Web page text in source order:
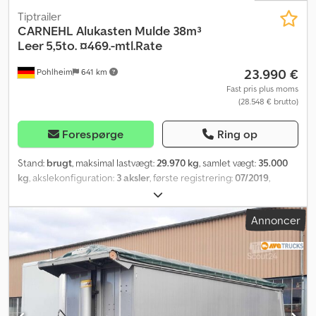
Pohlheim 641 km
Tiptrailer
CARNEHL Alukasten Mulde 38m³
Leer 5,5to. ¤469.-mtl.Rate
23.990 €
Fast pris plus moms
(28.548 € brutto)
Forespørge Ring op
Stand: brugt, maksimal lastvægt:29.970 kg, samlet vægt: 35.000
kg, akslekonfiguration: 3 aksler, første registrering:07/2019,
, læsningsbredde:
lastepladshøjde:1.970 mm, lastepladsvolumen:38 m³, Udstyr:ABS,
KØRETØJSNUMMER: 2978 ----* Udvendigt udstyr: * Chassis af stål
* Hængende bagklap med tætningsliste * Ekstra låsebeslag til
bagklap * Arbejdsplatform med opstigning * Rullepresenning *
Lademanometer * Klapbar underkøringsbeskyttelse * Alufælge *
Opbevaringsboks * Anliggestige med beslag * Holder til kost og
skovl * Støtteben * LED-bakkelygter * Advarselstavle (A-tavle) ----
* Teknisk udstyr: * SAF-aksler med skivebremser * Alle
Annoncer